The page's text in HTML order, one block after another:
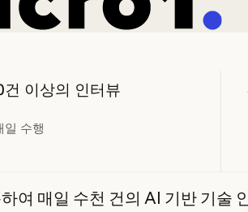
이상의 인터뷰
일 수행
여 매일 수천 건의 AI 기반 기술